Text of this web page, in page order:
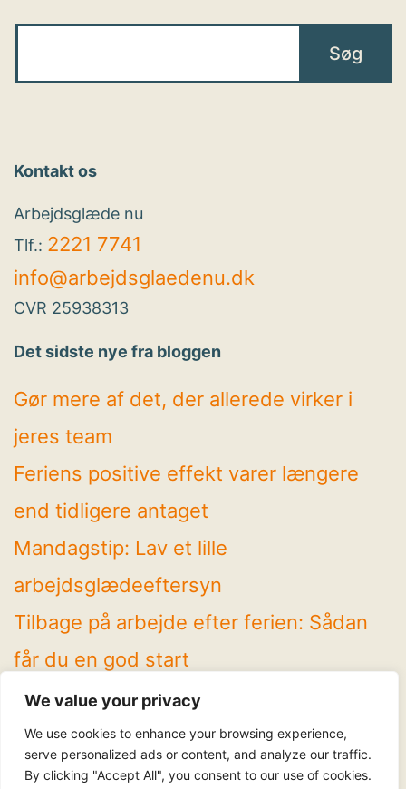
We value your privacy
We use cookies to enhance your browsing experience,
serve personalized ads or content, and analyze our traffic.
By clicking "Accept All", you consent to our use of cookies.
Kontakt os
Arbejdsglæde nu
Tlf.: 2221 7741
info@arbejdsglaedenu.dk
CVR 25938313
Det sidste nye fra bloggen
Gør mere af det, der allerede virker i
jeres team
Feriens positive effekt varer længere
end tidligere antaget
Mandagstip: Lav et lille
arbejdsglædeeftersyn
Tilbage på arbejde efter ferien: Sådan
får du en god start
4 spændende temaer på Arbejdsglæde
Live! 2026
Følg os